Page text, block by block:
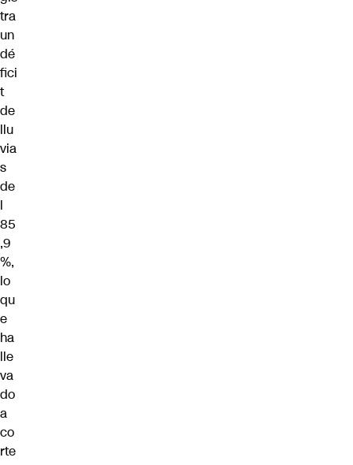
tra
un
dé
fici
t
de
llu
via
s
de
l
85
,9
%,
lo
qu
e
ha
lle
va
do
a
co
rte